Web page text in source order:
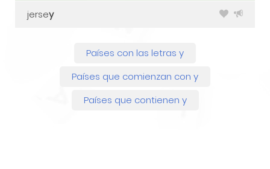
jersey
Países con las letras y
Países que comienzan con y
Países que contienen y